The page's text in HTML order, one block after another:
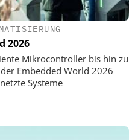
2026
Mikrocontroller bis hin zu
Embedded World 2026
Systeme